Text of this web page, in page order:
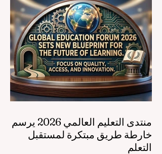
منتدى التعليم العالمي 2026 يرسم
خارطة طريق مبتكرة لمستقبل
التعلم